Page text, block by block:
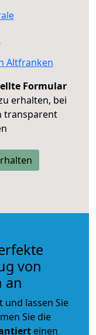
Altfranken
Formular
erhalten, bei
transparent
von
an
und lassen Sie
Sie die
einen